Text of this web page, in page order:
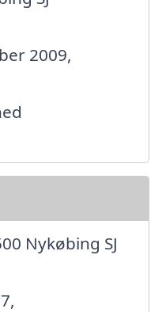
2009,
Nykøbing SJ